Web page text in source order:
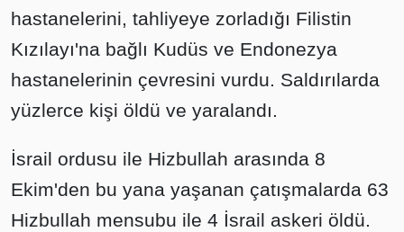
hastanelerini, tahliyeye zorladığı Filistin
Kızılayı'na bağlı Kudüs ve Endonezya
hastanelerinin çevresini vurdu. Saldırılarda
yüzlerce kişi öldü ve yaralandı.
İsrail ordusu ile Hizbullah arasında 8
Ekim'den bu yana yaşanan çatışmalarda 63
Hizbullah mensubu ile 4 İsrail askeri öldü.